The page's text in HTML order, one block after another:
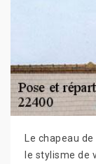
Le chapeau
le stylisme de